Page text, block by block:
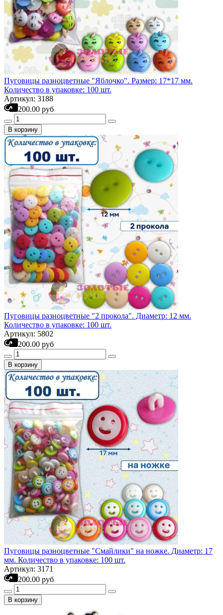
Пуговицы разноцветные "Яблочко". Размер: 17*17 мм.
Количество в упаковке: 100 шт.
Артикул: 3188
200.00 руб
В корзину
Пуговицы разноцветные "2 прокола". Диаметр: 12 мм.
Количество в упаковке: 100 шт.
Артикул: 5802
200.00 руб
В корзину
Пуговицы разноцветные "Смайлики" на ножке. Диаметр: 17
мм. Количество в упаковке: 100 шт.
Артикул: 3171
200.00 руб
В корзину